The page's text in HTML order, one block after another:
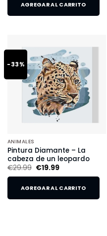
AGREGAR AL CARRITO
-33%
ANIMALES
Pintura Diamante – La
cabeza de un leopardo
€29.99 €19.99
AGREGAR AL CARRITO